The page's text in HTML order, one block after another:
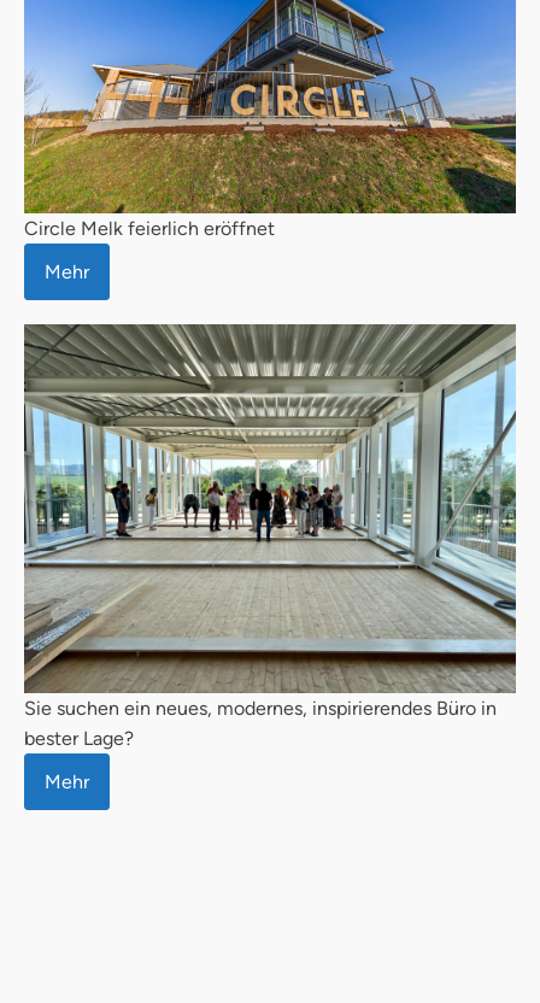
Circle Melk feierlich eröffnet
Mehr
Sie suchen ein neues, modernes, inspirierendes Büro in
bester Lage?
Mehr